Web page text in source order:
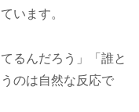
います。
るんだろう」「誰と
のは自然な反応で